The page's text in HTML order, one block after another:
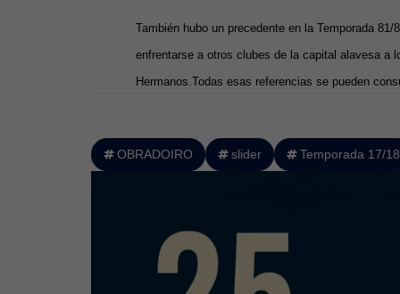
También hubo un precedente en la Temporada
enfrentarse a otros clubes de la capital alavesa a
Hermanos.Todas esas referencias se pueden
OBRADOIRO slider Temporada 17/18